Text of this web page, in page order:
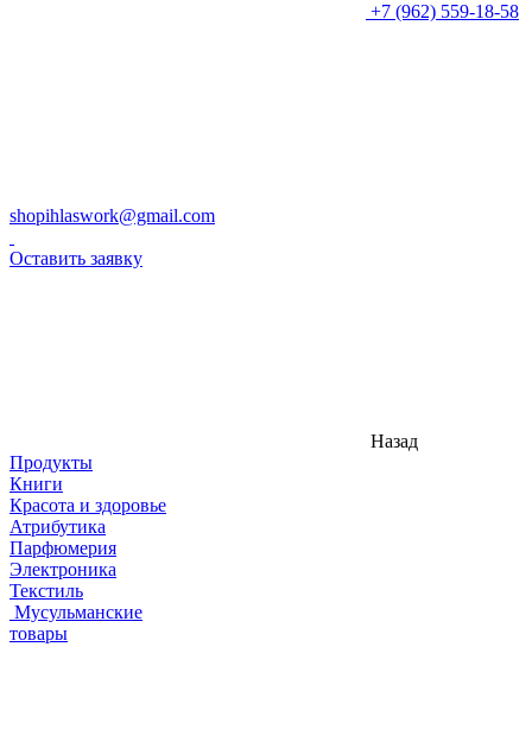
+7 (962) 559-18-58
shopihlaswork@gmail.com
Оставить заявку
Назад
Продукты
Книги
Красота и здоровье
Атрибутика
Парфюмерия
Электроника
Текстиль
Мусульманские
товары